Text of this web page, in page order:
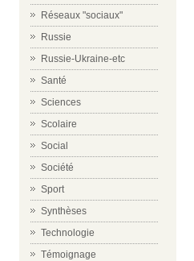
Réseaux "sociaux"
Russie
Russie-Ukraine-etc
Santé
Sciences
Scolaire
Social
Société
Sport
Synthèses
Technologie
Témoignage